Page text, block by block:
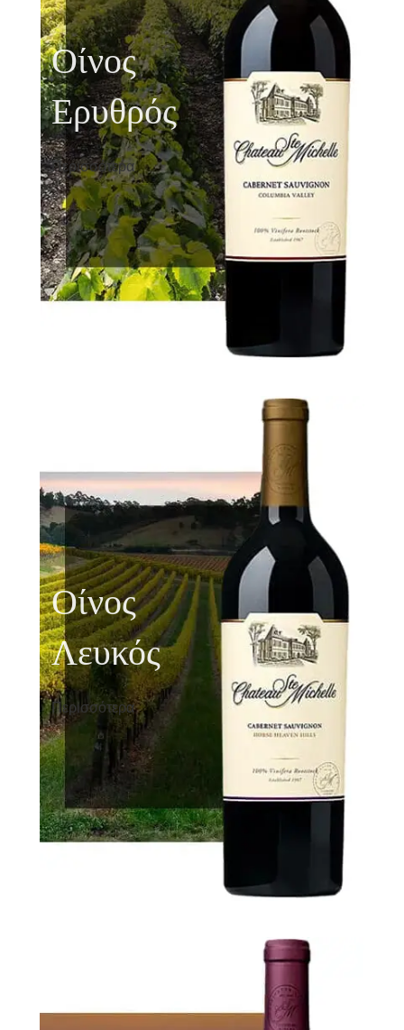
Οίνος
Ερυθρός
Περισσότερα
Οίνος
Λευκός
Περισσότερα